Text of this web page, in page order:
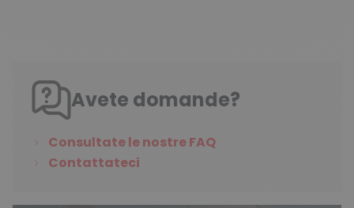
Avete domande?
Consultate le nostre FAQ
Contattateci